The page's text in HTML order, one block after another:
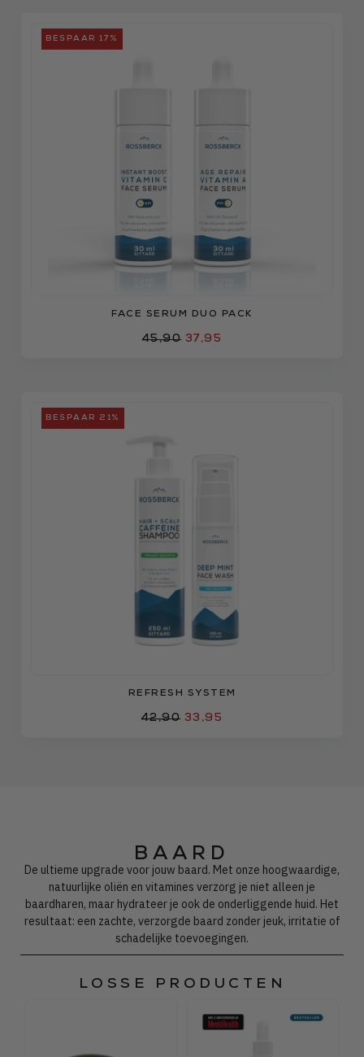
BESPAAR 17%
FACE SERUM DUO PACK
45,90 37,95
BESPAAR 21%
REFRESH SYSTEM
42,90 33,95
BAARD
De ultieme upgrade voor jouw baard. Met onze hoogwaardige,
natuurlijke oliën en vitamines verzorg je niet alleen je
baardharen, maar hydrateer je ook de onderliggende huid. Het
resultaat: een zachte, verzorgde baard zonder jeuk, irritatie of
schadelijke toevoegingen.
LOSSE PRODUCTEN